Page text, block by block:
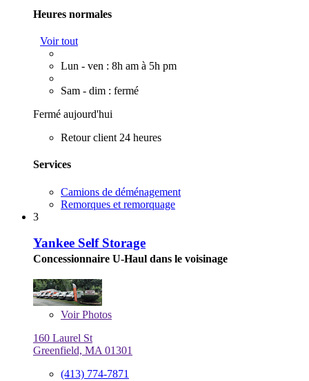
Heures normales
Voir tout
Lun - ven : 8h am à 5h pm
Sam - dim : fermé
Fermé aujourd'hui
Retour client 24 heures
Services
Camions de déménagement
Remorques et remorquage
3
Yankee Self Storage
Concessionnaire U-Haul dans le voisinage
VoirPhotos
160 Laurel St
Greenfield, MA 01301
(413) 774-7871